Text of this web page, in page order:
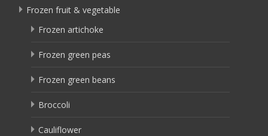
Frozen fruit & vegetable
Frozen artichoke
Frozen green peas
Frozen green beans
Broccoli
Cauliflower